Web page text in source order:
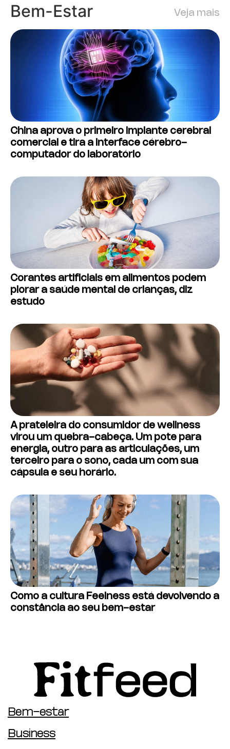
Bem-Estar Veja mais
China aprova o primeiro implante cerebral
comercial e tira a interface cérebro-
computador do laboratório
Corantes artificiais em alimentos podem
piorar a saúde mental de crianças, diz
estudo
A prateleira do consumidor de wellness
virou um quebra-cabeça. Um pote para
energia, outro para as articulações, um
terceiro para o sono, cada um com sua
cápsula e seu horário.
Como a cultura Feelness está devolvendo a
constância ao seu bem-estar
Bem-estar
Business